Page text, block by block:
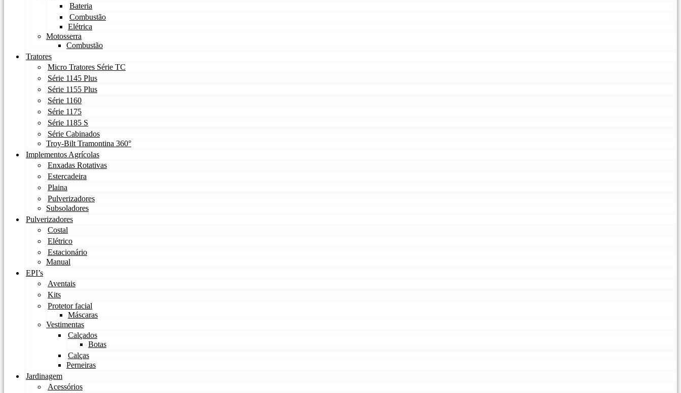
Bateria
Combustão
Elétrica
Motosserra
Combustão
Tratores
Micro Tratores Série TC
Série 1145 Plus
Série 1155 Plus
Série 1160
Série 1175
Série 1185 S
Série Cabinados
Troy-Bilt Tramontina 360°
Implementos Agrícolas
Enxadas Rotativas
Estercadeira
Plaina
Pulverizadores
Subsoladores
Pulverizadores
Costal
Elétrico
Estacionário
Manual
EPI’s
Aventais
Kits
Protetor facial
Máscaras
Vestimentas
Calçados
Botas
Calças
Perneiras
Jardinagem
Acessórios